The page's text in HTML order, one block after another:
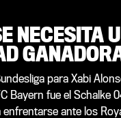
NECESITA
para Xabi
Bayern fue el Schalke
ante los